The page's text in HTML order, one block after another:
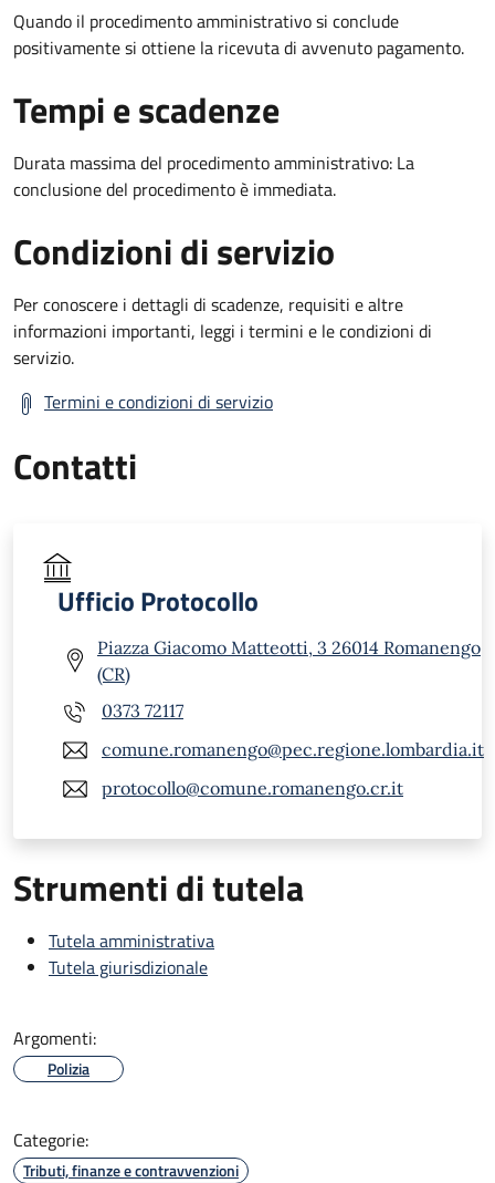
Quando il procedimento amministrativo si conclude
positivamente si ottiene la ricevuta di avvenuto pagamento.
Tempi e scadenze
Durata massima del procedimento amministrativo: La
conclusione del procedimento è immediata.
Condizioni di servizio
Per conoscere i dettagli di scadenze, requisiti e altre
informazioni importanti, leggi i termini e le condizioni di
servizio.
Termini e condizioni di servizio
Contatti
Ufficio Protocollo
Piazza Giacomo Matteotti, 3 26014 Romanengo
(CR)
0373 72117
comune.romanengo@pec.regione.lombardia.it
protocollo@comune.romanengo.cr.it
Strumenti di tutela
Tutela amministrativa
Tutela giurisdizionale
Argomenti:
Polizia
Categorie:
Tributi, finanze e contravvenzioni